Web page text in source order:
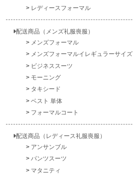
レディースフォーマル
配送商品（メンズ礼服喪服）
メンズフォーマル
メンズフォーマルイレギュラーサイズ
ビジネススーツ
モーニング
タキシード
ベスト 単体
フォーマルコート
配送商品（レディース礼服喪服）
アンサンブル
パンツスーツ
マタニティ